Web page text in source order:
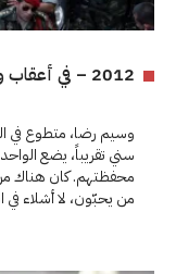
2012 – في أعقاب وقوع انفجار في حي الأشرفية في بيروت.
وسيم رضا، متطوع في
سني تقريباً، يضع
محفظتهم. كان هناك
من يحبّون، لا أشلاء في